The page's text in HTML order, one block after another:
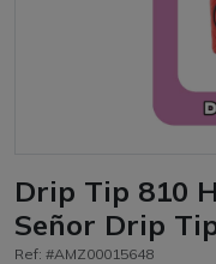
Drip Tip 810
Señor Drip
Ref: #AMZ00015648